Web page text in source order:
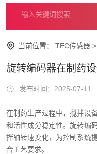
当前位置： TEC传感器 >
旋转编码器在制药
发布时间：2025-07-11
在制药生产过程中，搅拌设
和活性成分稳定性。旋转编
拌轴转速变化，为控制系统
合工艺要求。